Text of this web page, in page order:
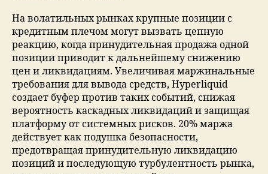
На волатильных рынках крупные позиции с
кредитным плечом могут вызвать цепную
реакцию, когда принудительная продажа одной
позиции приводит к дальнейшему снижению
цен и ликвидациям. Увеличивая маржинальные
требования для вывода средств, Hyperliquid
создает буфер против таких событий, снижая
вероятность каскадных ликвидаций и защищая
платформу от системных рисков. 20% маржа
действует как подушка безопасности,
предотвращая принудительную ликвидацию
позиций и последующую турбулентность рынка,